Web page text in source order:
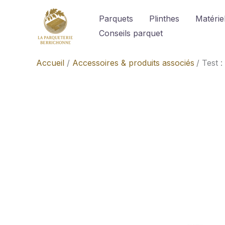
Parquets Plinthes
Conseils parquet
Accueil Accessoires & produits associés Test